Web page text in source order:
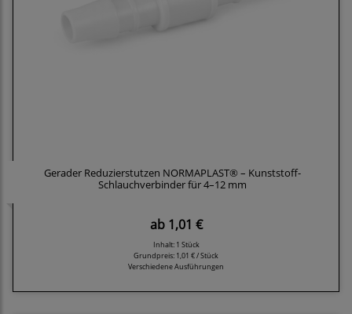
Gerader Reduzierstutzen NORMAPLAST® – Kunststoff-
Schlauchverbinder für 4–12 mm
ab1,01 €
Inhalt: 1 Stück
Grundpreis: 1,01 € / Stück
Verschiedene Ausführungen